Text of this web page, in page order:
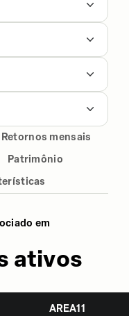
Retornos mensais
Patrimônio
em
ativos
AREA11